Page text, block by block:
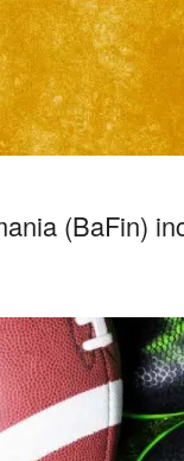
(BaFin)